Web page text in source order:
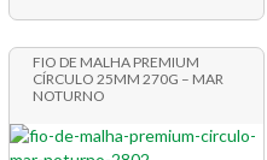
FIO DE MALHA PREMIUM
CÍRCULO 25MM 270G – MAR
NOTURNO